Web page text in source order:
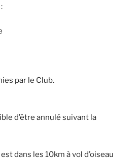
par le Club.
d’être annulé suivant la
dans les 10km à vol d’oiseau